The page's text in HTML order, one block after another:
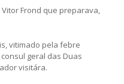
Vitor Frond que preparava,
vitimado pela febre
geral das Duas
visitára.